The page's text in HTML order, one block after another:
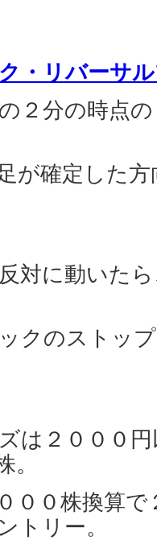
・リバーサ
２分の時点
が確定した
対に動いた
クのストッ
は２０００
５００
００株換算
ントリー。